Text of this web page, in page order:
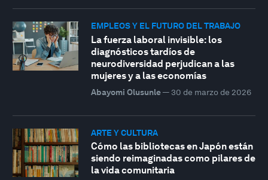
EMPLEOS Y EL FUTURO DEL TRABAJO
La fuerza laboral invisible: los
diagnósticos tardíos de
neurodiversidad perjudican a las
mujeres y a las economías
Abayomi Olusunle— 30 de marzo de 2026
ARTE Y CULTURA
Cómo las bibliotecas en Japón están
siendo reimaginadas como pilares de
la vida comunitaria